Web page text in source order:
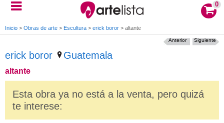
0
Inicio > Obras de arte > Escultura > erick boror > altante
erick boror Guatemala
altante
Siguiente
Anterior
Esta obra ya no está a la venta, pero quizá
te interese: